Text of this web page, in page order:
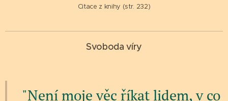
Citace z knihy (str. 232)
Svoboda víry
"Není moje věc říkat lidem, v co